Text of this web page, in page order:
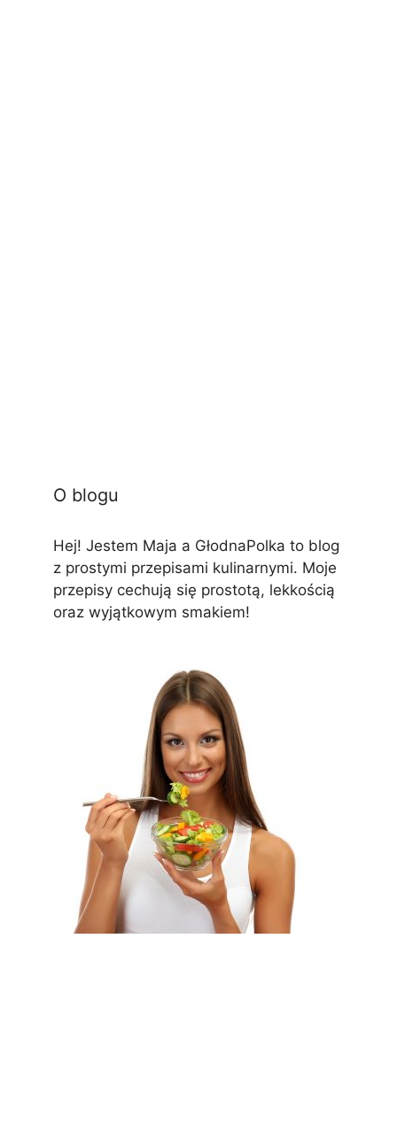
O blogu
Hej! Jestem Maja a GłodnaPolka to blog
z prostymi przepisami kulinarnymi. Moje
przepisy cechują się prostotą, lekkością
oraz wyjątkowym smakiem!